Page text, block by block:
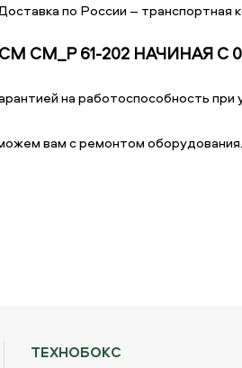
по России – транспортная
61-202 НАЧИНАЯ С
на работоспособность
вам с ремонтом оборудования.
ТЕХНОБОКС